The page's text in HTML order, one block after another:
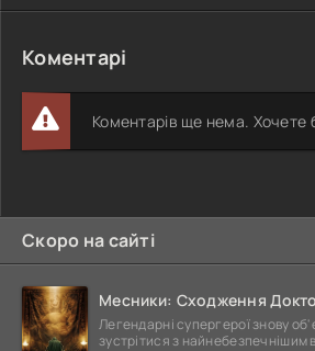
Коментарі
Коментарів ще нема. Хочете
Скоро на сайті
Месники: Сходження
Легендарні супергерої знову
зустрітися з найнебезпечнішим